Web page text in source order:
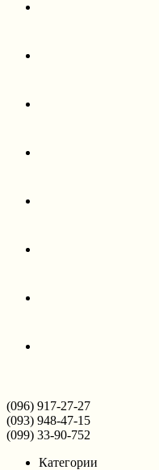
(096) 917-27-27
(093) 948-47-15
(099) 33-90-752
Категории